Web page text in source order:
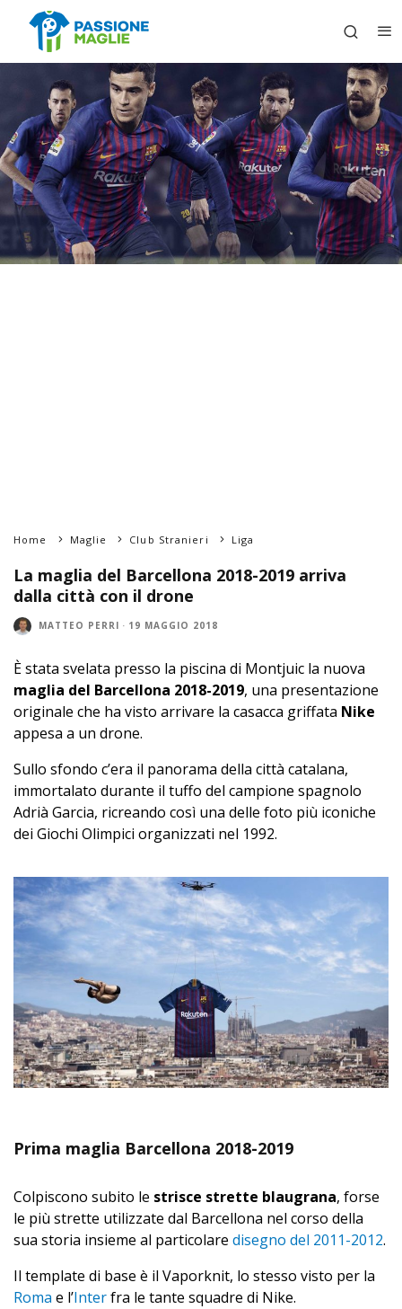
Home Maglie Club Stranieri Liga
La maglia del Barcellona 2018-2019 arriva
dalla città con il drone
MATTEO PERRI · 19 MAGGIO 2018
È stata svelata presso la piscina di Montjuic la nuova
maglia del Barcellona 2018-2019, una presentazione
originale che ha visto arrivare la casacca griffata Nike
appesa a un drone.
Sullo sfondo c’era il panorama della città catalana,
immortalato durante il tuffo del campione spagnolo
Adrià Garcia, ricreando così una delle foto più iconiche
dei Giochi Olimpici organizzati nel 1992.
Prima maglia Barcellona 2018-2019
Colpiscono subito le strisce strette blaugrana, forse
le più strette utilizzate dal Barcellona nel corso della
sua storia insieme al particolare disegno del 2011-2012.
Il template di base è il Vaporknit, lo stesso visto per la
Roma e l’Interfra le tante squadre di Nike.